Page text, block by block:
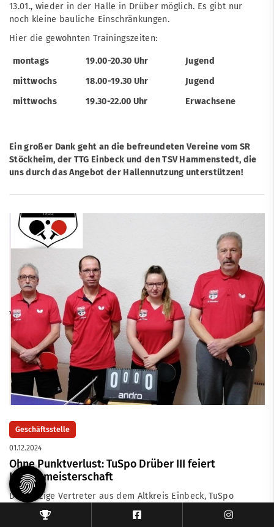
13.01., wieder in der Halle in Drüber möglich. Es gibt nur
noch kleine bauliche Einschränkungen.
Hier die gewohnten Trainingszeiten:
montags 19.00-20.30 Uhr
Jugend
mittwochs
18.00-19.30 Uhr
Jugend
mittwochs
19.30-22.00 Uhr Erwachsene
Ein großer Dank geht an die befreundeten Vereine vom SR
Stöckheim, der TTG Einbeck und den TSV Hammenstedt, die
uns durch das Angebot der Hallennutzung unterstützen!
Geschäftsstelle
01.12.2024
Ohne Punktverlust: TuSpo Drüber III feiert
Herbstmeisterschaft
Der einzige Vertreter aus dem Altkreis Einbeck, TuSpo
Drüber, belegt mit seiner 3. Herrenmannschaft zum
Abschluss der ersten Halbserie in der 4. Kreisklasse